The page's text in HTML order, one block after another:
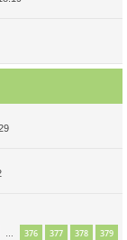
… 376 377 378 379